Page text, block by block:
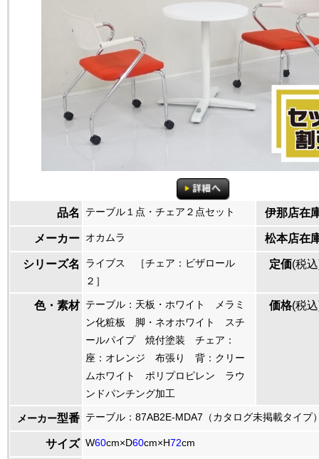
品名 テーブル１点・チェア２点セット 伊那店在
メーカー オカムラ 松本店在
シリーズ名
ライブス ［チェア：ビザロール
２］
定価(税
色・素材 テーブル：天板・ホワイト メラミ
ン化粧板 脚・ネオホワイト スチ
ールパイプ 焼付塗装 チェア：
座：オレンジ 布張り 背：クリー
ムホワイト ポリプロピレン ラウ
ンドパンチング加工
価格(税
メーカー型番 テーブル：87AB2E-MDA7（カタログ未掲載タイ
サイズ W60cm×D60cm×H72cm